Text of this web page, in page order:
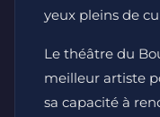
yeux pleins de
Le théâtre du
meilleur artiste
sa capacité à